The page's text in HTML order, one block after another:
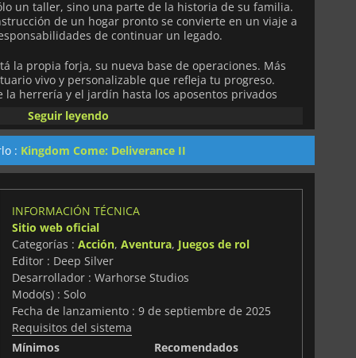
un taller, sino una parte de la historia de su familia.
de un hogar pronto se convierte en un viaje a
de continuar un legado.
la propia forja, su nueva base de operaciones. Más
vivo y personalizable que refleja tu progreso.
la herrería y el jardín hasta los aposentos privados
fin, todos los aspectos de la forja pueden
Con un asombroso número de combinaciones
iguales, y las decisiones que tomes convertirán la
de Henry.
aprende más sobre el hombre cuyo oficio e ideales
de las revelaciones personales, te meterás en la
armaduras y otras obras de hierro a partir de
tarea te adentrará más en la vida gremial de
como un creciente sentimiento de pertenencia
por dinámicas misiones diarias que mantienen la
Ya sea batirse en duelo con un artesano rival, cumplir
habitantes del pueblo con peticiones curiosas o
van desde apostar hasta arrancar dientes, cada día
equilibran la intensidad de la herrería con el
Seguir leyendo
: Kingdom Come: Deliverance II
INFORMACIÓN TÉCNICA
Sitio web oficial
Categorías : Acción, Aventura, Juegos de rol
Editor : Deep Silver
Desarrollador : Warhorse Studios
Modo(s) : Solo
Fecha de lanzamiento : 9 de septiembre de 2025
Requisitos del sistema
Mínimos
Recomendados